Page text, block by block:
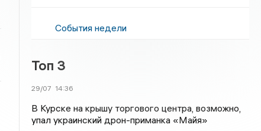
События недели
Топ 3
29/07 14:36
В Курске на крышу торгового центра, возможно,
упал украинский дрон-приманка «Майя»